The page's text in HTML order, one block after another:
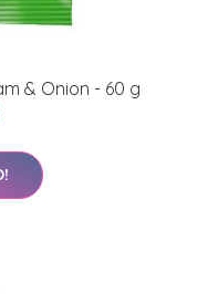
& Onion - 60 g